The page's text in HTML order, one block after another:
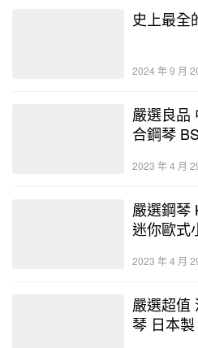
史上最全
2024 年 9 月
嚴選良品
合鋼琴
修
2023 年 4 月
嚴選鋼琴
迷你歐式
2023 年 4 月
嚴選超值
琴 日本製